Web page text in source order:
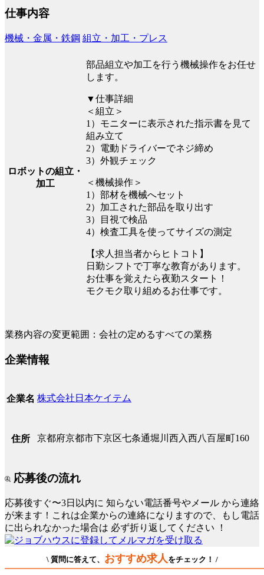
仕事内容
機械・金属・鉄鋼 組立・加工・プレス
ロボットの組立・
加工
部品組立や加工を行う機械操作をお任せ
します。
▼仕事詳細
＜組立＞
1）モニターに表示された指示書を見て
組み立て
2）電動ドライバーでネジ締め
3）外観チェック
＜機械操作＞
1）部材を機械へセット
2）加工された部品を取り出す
3）目視で検品
4）検査工具を使ってサイズの測定
【求人担当者からヒトコト】
日勤シフトで丁寧な教育があります。
お仕事を覚えたら夜勤スタート！
モクモク取り組めるお仕事です。
業務内容の変更範囲：会社の定めるすべての業務
企業情報
企業名 株式会社日本ケイテム
住所 京都府京都市下京区七条通堀川西入西八百屋町160
応募後の流れ
応募後すぐ〜3日以内に 知らない電話番号やメール から連絡
が来ます！これは企業からの連絡になりますので、もし電話
に出られなかった場合は 必ず折り返してください ！
\ 質問に答えて、 おすすめ求人 をチェック！ /